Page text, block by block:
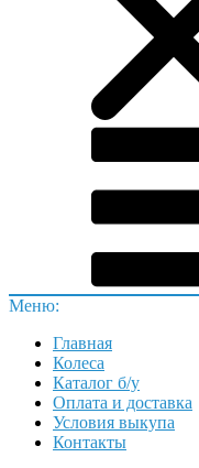
Меню:
Главная
Колеса
Каталог б/у
Оплата и доставка
Условия выкупа
Контакты